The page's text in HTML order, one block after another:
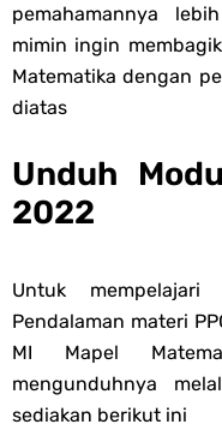
pemahamannya
mimin ingin
Matematika dengan
diatas
Unduh
2022
Untuk
Pendalaman materi
MI Mapel
mengunduhnya
sediakan berikut ini